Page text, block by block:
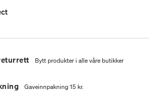
Bytt produkter i alle våre butikker
Gaveinnpakning 15 kr.